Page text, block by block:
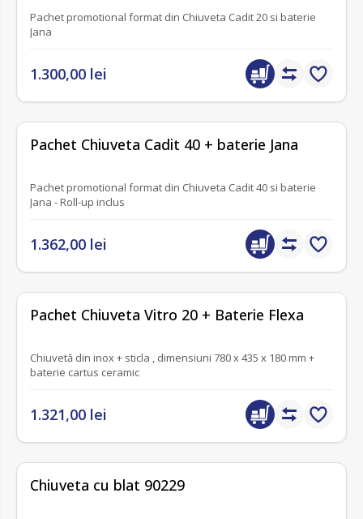
Pachet promotional format din Chiuveta Cadit 20 si baterie
Jana
1.300,00 lei
Pachet Chiuveta Cadit 40 + baterie Jana
Pachet promotional format din Chiuveta Cadit 40 si baterie
Jana - Roll-up inclus
1.362,00 lei
Pachet Chiuveta Vitro 20 + Baterie Flexa
Chiuvetă din inox + sticla , dimensiuni 780 x 435 x 180 mm +
baterie cartus ceramic
1.321,00 lei
Chiuveta cu blat 90229